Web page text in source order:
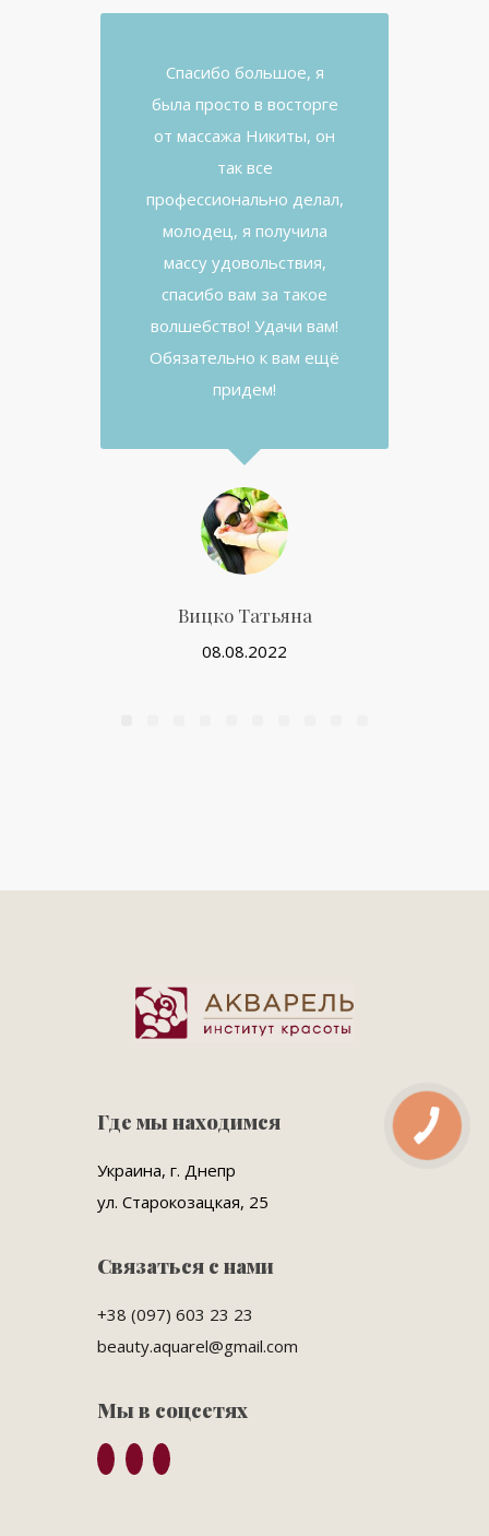
Спасибо большое, я
была просто в восторге
от массажа Никиты, он
так все
профессионально делал,
молодец, я получила
массу удовольствия,
спасибо вам за такое
волшебство! Удачи вам!
Обязательно к вам ещё
придем!
Вицко Татьяна
08.08.2022
Где мы находимся
Украина, г. Днепр
ул. Старокозацкая, 25
Связаться с нами
+38 (097) 603 23 23
beauty.aquarel@gmail.com
Мы в соцсетях